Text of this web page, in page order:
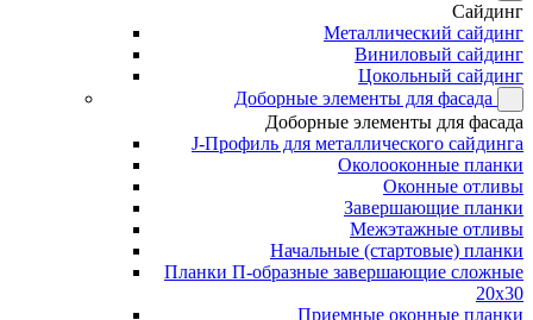
Сайдинг
Металлический сайдинг
Виниловый сайдинг
Цокольный сайдинг
Доборные элементы для фасада
Доборные элементы для фасада
J-Профиль для металлического сайдинга
Околооконные планки
Оконные отливы
Завершающие планки
Межэтажные отливы
Начальные (стартовые) планки
Планки П-образные завершающие сложные
20x30
Приемные оконные планки